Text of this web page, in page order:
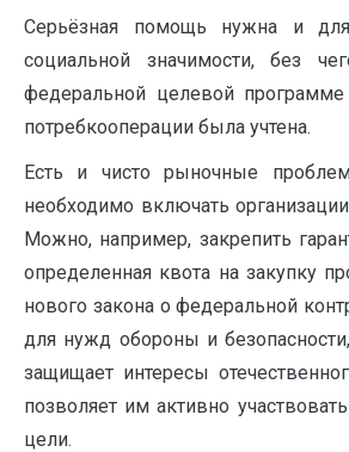
Серьёзная помощь нужна и для
социальной значимости, без
федеральной целевой программе
потребкооперации была учтена.
Есть и чисто рыночные
необходимо включать
Можно, например, закрепить
определенная квота на закупку
нового закона о федеральной
для нужд обороны и
защищает интересы
позволяет им активно
цели.